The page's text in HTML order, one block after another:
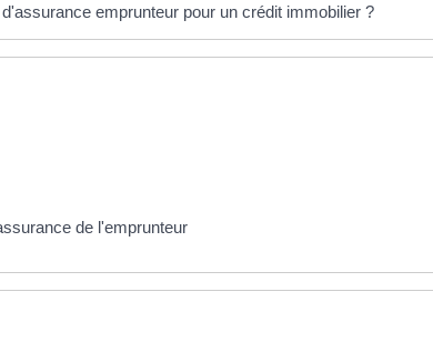
emprunteur pour un crédit immobilier ?
de l'emprunteur